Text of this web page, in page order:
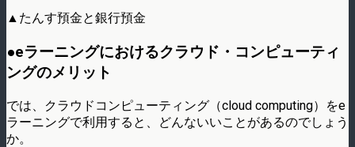
▲たんす預金と銀行預金
●eラーニングにおけるクラウド・コンピューティ
ングのメリット
では、クラウドコンピューティング（cloud computing）をe
ラーニングで利用すると、どんないいことがあるのでしょう
か。